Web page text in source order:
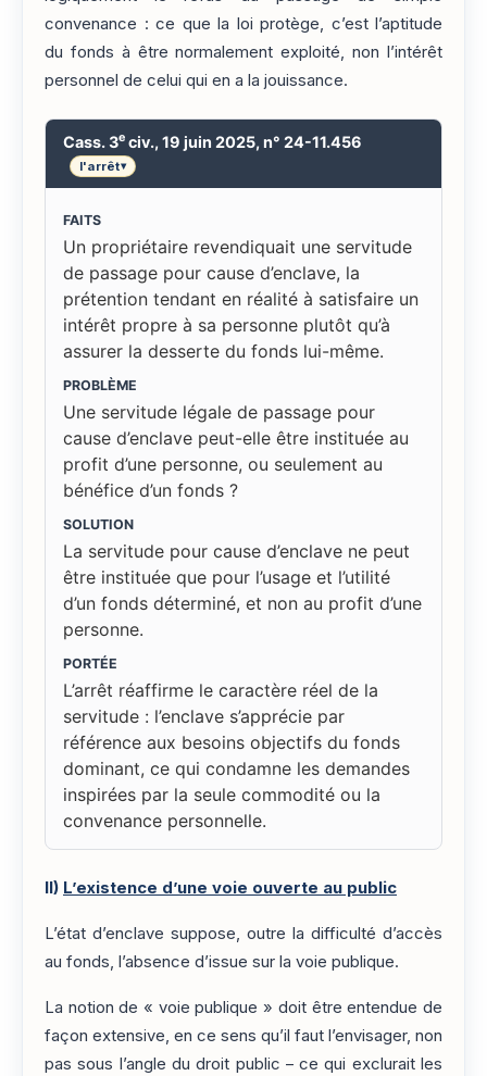
convenance : ce que la loi protège, c’est l’aptitude
du fonds à être normalement exploité, non l’intérêt
personnel de celui qui en a la jouissance.
Cass. 3e civ., 19 juin 2025, n° 24-11.456
l'arrêt▾
FAITS
Un propriétaire revendiquait une servitude
de passage pour cause d’enclave, la
prétention tendant en réalité à satisfaire un
intérêt propre à sa personne plutôt qu’à
assurer la desserte du fonds lui-même.
PROBLÈME
Une servitude légale de passage pour
cause d’enclave peut-elle être instituée au
profit d’une personne, ou seulement au
bénéfice d’un fonds ?
SOLUTION
La servitude pour cause d’enclave ne peut
être instituée que pour l’usage et l’utilité
d’un fonds déterminé, et non au profit d’une
personne.
PORTÉE
L’arrêt réaffirme le caractère réel de la
servitude : l’enclave s’apprécie par
référence aux besoins objectifs du fonds
dominant, ce qui condamne les demandes
inspirées par la seule commodité ou la
convenance personnelle.
II) L’existence d’une voie ouverte au public
L’état d’enclave suppose, outre la difficulté d’accès
au fonds, l’absence d’issue sur la voie publique.
La notion de « voie publique » doit être entendue de
façon extensive, en ce sens qu’il faut l’envisager, non
pas sous l’angle du droit public – ce qui exclurait les